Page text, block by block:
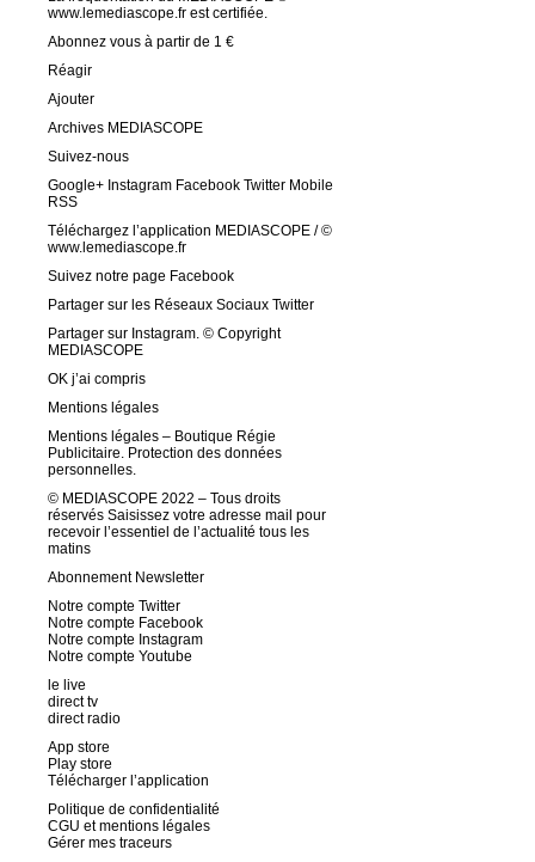
www.lemediascope.fr est certifiée.
Abonnez vous à partir de 1 €
Réagir
Ajouter
Archives MEDIASCOPE
Suivez-nous
Google+ Instagram Facebook Twitter Mobile
RSS
Téléchargez l’application MEDIASCOPE / ©
www.lemediascope.fr
Suivez notre page Facebook
Partager sur les Réseaux Sociaux Twitter
Partager sur Instagram. © Copyright
MEDIASCOPE
OK j’ai compris
Mentions légales
Mentions légales – Boutique Régie
Publicitaire. Protection des données
personnelles.
© MEDIASCOPE 2022 – Tous droits
réservés Saisissez votre adresse mail pour
recevoir l’essentiel de l’actualité tous les
matins
Abonnement Newsletter
Notre compte Twitter
Notre compte Facebook
Notre compte Instagram
Notre compte Youtube
le live
direct tv
direct radio
App store
Play store
Télécharger l’application
Politique de confidentialité
CGU et mentions légales
Gérer mes traceurs